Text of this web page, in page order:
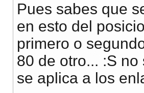
Pues sabes que
en esto del
primero o
80 de otro... :S
se aplica a los